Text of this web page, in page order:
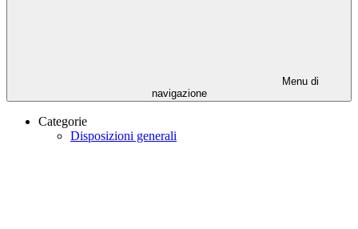
Menu di
navigazione
Categorie
Disposizioni generali